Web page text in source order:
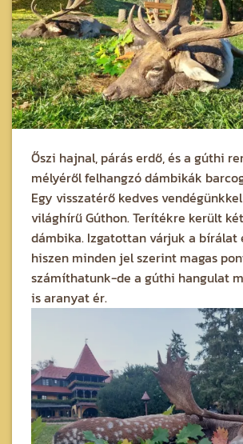
Őszi hajnal, párás erdő, és a gúthi
mélyéről felhangzó dámbikák
Egy visszatérő kedves
világhírű Gúthon. Terítékre került
dámbika. Izgatottan várjuk a bírálat
hiszen minden jel szerint magas
számíthatunk-de a gúthi hangulat
is aranyat ér.